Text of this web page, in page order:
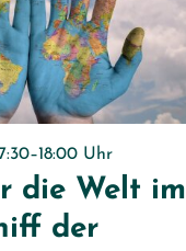
Uhr
die Welt im
der